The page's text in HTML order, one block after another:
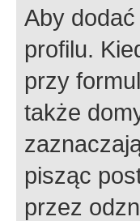
Aby
profilu.
przy
także
pisząc
przez